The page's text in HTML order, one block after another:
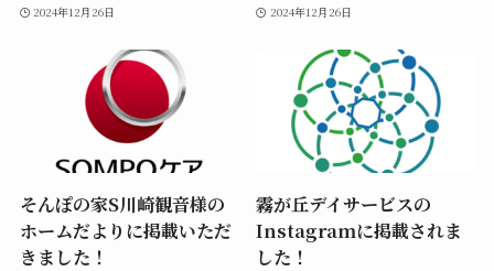
2024年12月26日 2024年12月26日
そんぽの家S川崎観音様の
ホームだよりに掲載いただ
きました！
霧が丘デイサービスの
Instagramに掲載されま
した！